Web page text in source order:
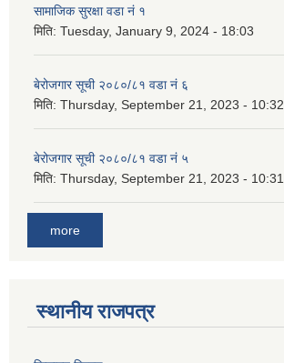
सामाजिक सुरक्षा वडा नं १
मिति: Tuesday, January 9, 2024 - 18:03
बेरोजगार सूची २०८०/८१ वडा नं ६
मिति: Thursday, September 21, 2023 - 10:32
बेरोजगार सूची २०८०/८१ वडा नं ५
मिति: Thursday, September 21, 2023 - 10:31
more
स्थानीय राजपत्र